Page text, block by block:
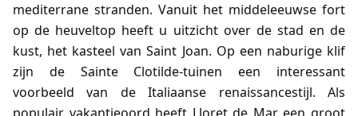
mediterrane stranden. Vanuit het middeleeuwse fort
op de heuveltop heeft u uitzicht over de stad en de
kust, het kasteel van Saint Joan. Op een naburige klif
zijn de Sainte Clotilde-tuinen een interessant
voorbeeld van de Italiaanse renaissancestijl. Als